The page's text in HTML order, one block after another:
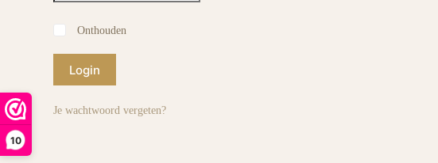
10
Onthouden
Login
Je wachtwoord vergeten?